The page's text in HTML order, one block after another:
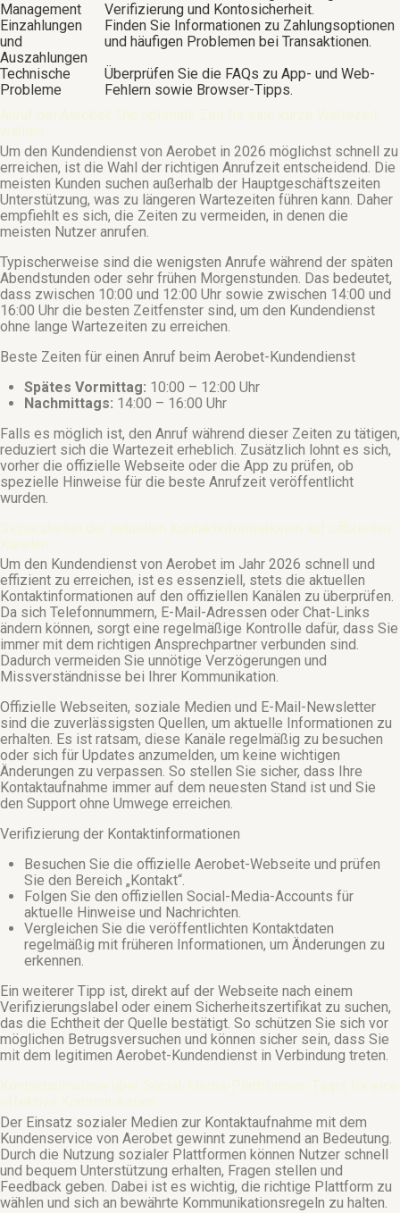
Management
Verifizierung und Kontosicherheit.
Einzahlungen
und
Auszahlungen
Finden Sie Informationen zu Zahlungsoptionen
und häufigen Problemen bei Transaktionen.
Technische
Probleme
Überprüfen Sie die FAQs zu App- und Web-
Fehlern sowie Browser-Tipps.
Um den Kundendienst von Aerobet in 2026 möglichst schnell zu
erreichen, ist die Wahl der richtigen Anrufzeit entscheidend. Die
meisten Kunden suchen außerhalb der Hauptgeschäftszeiten
Unterstützung, was zu längeren Wartezeiten führen kann. Daher
empfiehlt es sich, die Zeiten zu vermeiden, in denen die
meisten Nutzer anrufen.
Typischerweise sind die wenigsten Anrufe während der späten
Abendstunden oder sehr frühen Morgenstunden. Das bedeutet,
dass zwischen 10:00 und 12:00 Uhr sowie zwischen 14:00 und
16:00 Uhr die besten Zeitfenster sind, um den Kundendienst
ohne lange Wartezeiten zu erreichen.
Beste Zeiten für einen Anruf beim Aerobet-Kundendienst
Spätes Vormittag: 10:00 – 12:00 Uhr
Nachmittags: 14:00 – 16:00 Uhr
Falls es möglich ist, den Anruf während dieser Zeiten zu tätigen,
reduziert sich die Wartezeit erheblich. Zusätzlich lohnt es sich,
vorher die offizielle Webseite oder die App zu prüfen, ob
spezielle Hinweise für die beste Anrufzeit veröffentlicht
wurden.
Um den Kundendienst von Aerobet im Jahr 2026 schnell und
effizient zu erreichen, ist es essenziell, stets die aktuellen
Kontaktinformationen auf den offiziellen Kanälen zu überprüfen.
Da sich Telefonnummern, E-Mail-Adressen oder Chat-Links
ändern können, sorgt eine regelmäßige Kontrolle dafür, dass Sie
immer mit dem richtigen Ansprechpartner verbunden sind.
Dadurch vermeiden Sie unnötige Verzögerungen und
Missverständnisse bei Ihrer Kommunikation.
Offizielle Webseiten, soziale Medien und E-Mail-Newsletter
sind die zuverlässigsten Quellen, um aktuelle Informationen zu
erhalten. Es ist ratsam, diese Kanäle regelmäßig zu besuchen
oder sich für Updates anzumelden, um keine wichtigen
Änderungen zu verpassen. So stellen Sie sicher, dass Ihre
Kontaktaufnahme immer auf dem neuesten Stand ist und Sie
den Support ohne Umwege erreichen.
Verifizierung der Kontaktinformationen
Besuchen Sie die offizielle Aerobet-Webseite und prüfen
Sie den Bereich „Kontakt“.
Folgen Sie den offiziellen Social-Media-Accounts für
aktuelle Hinweise und Nachrichten.
Vergleichen Sie die veröffentlichten Kontaktdaten
regelmäßig mit früheren Informationen, um Änderungen zu
erkennen.
Ein weiterer Tipp ist, direkt auf der Webseite nach einem
Verifizierungslabel oder einem Sicherheitszertifikat zu suchen,
das die Echtheit der Quelle bestätigt. So schützen Sie sich vor
möglichen Betrugsversuchen und können sicher sein, dass Sie
mit dem legitimen Aerobet-Kundendienst in Verbindung treten.
Der Einsatz sozialer Medien zur Kontaktaufnahme mit dem
Kundenservice von Aerobet gewinnt zunehmend an Bedeutung.
Durch die Nutzung sozialer Plattformen können Nutzer schnell
und bequem Unterstützung erhalten, Fragen stellen und
Feedback geben. Dabei ist es wichtig, die richtige Plattform zu
wählen und sich an bewährte Kommunikationsregeln zu halten.